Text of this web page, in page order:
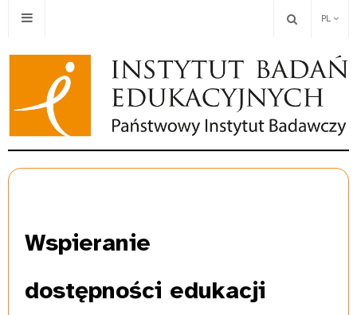
PL
Wspieranie
dostępności edukacji